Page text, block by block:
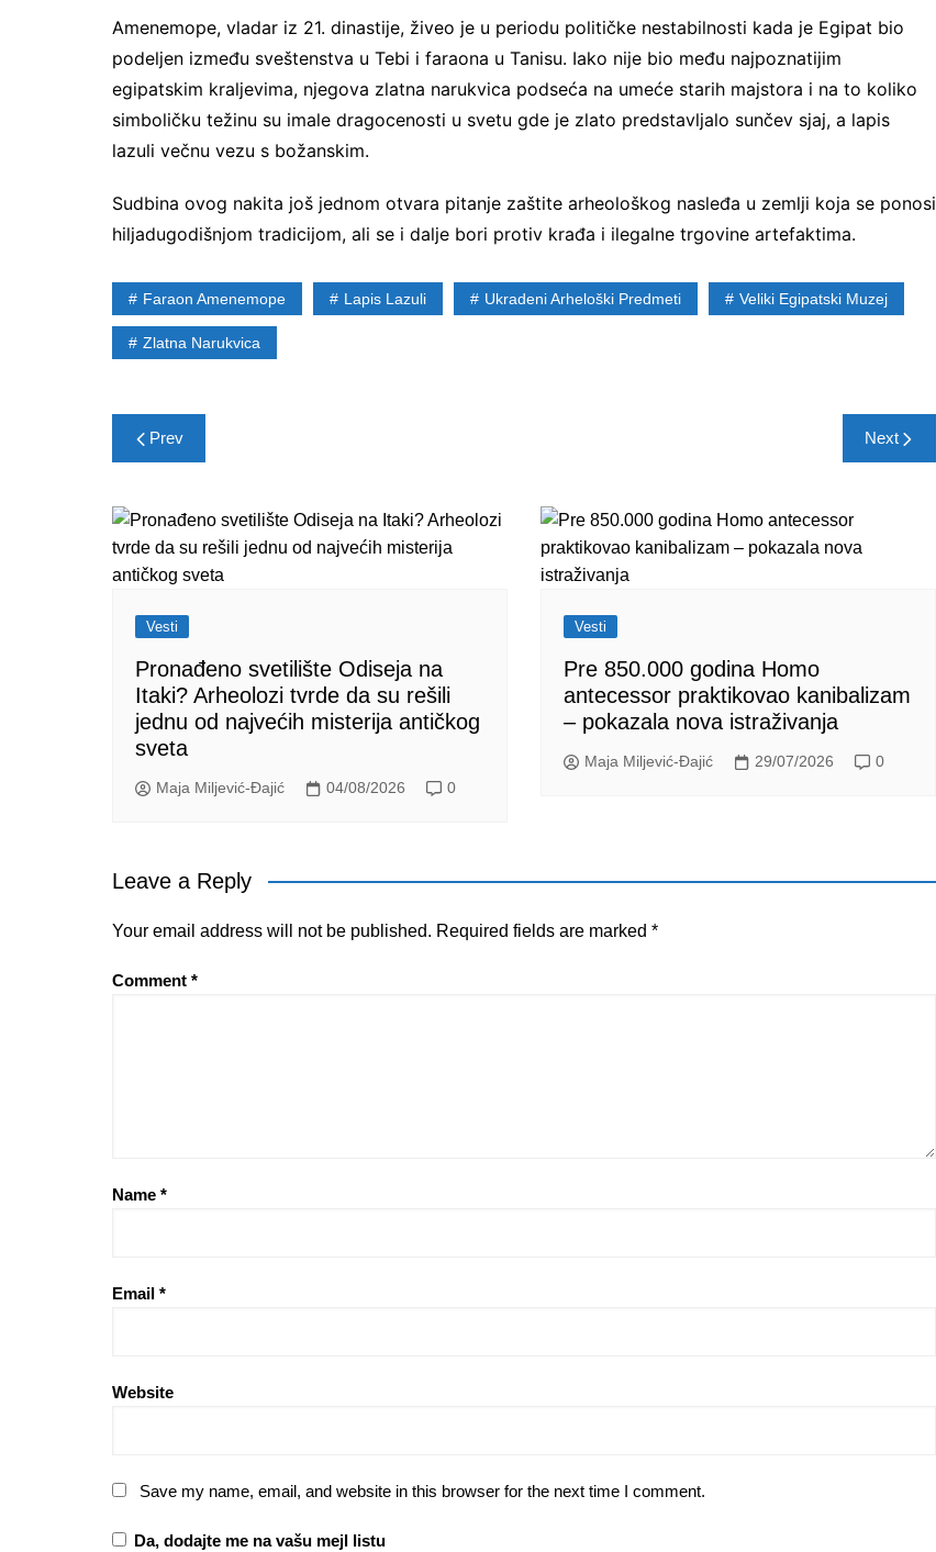
Amenemope, vladar iz 21. dinastije, živeo je u periodu političke nestabilnosti kada je Egipat bio
podeljen između sveštenstva u Tebi i faraona u Tanisu. Iako nije bio među najpoznatijim
egipatskim kraljevima, njegova zlatna narukvica podseća na umeće starih majstora i na to koliko
simboličku težinu su imale dragocenosti u svetu gde je zlato predstavljalo sunčev sjaj, a lapis
lazuli večnu vezu s božanskim.
Sudbina ovog nakita još jednom otvara pitanje zaštite arheološkog nasleđa u zemlji koja se ponosi
hiljadugodišnjom tradicijom, ali se i dalje bori protiv krađa i ilegalne trgovine artefaktima.
Registrujte se na Sve o
Budite u toku!Prijavite se na našu
saznajte najnovije vesti iz sveta
arheologije
Ne šaljemo spamove! Pročitajte našapravila
Faraon Amenemope Lapis Lazuli Ukradeni Arheloški Predmeti Veliki Egipatski Muzej
Zlatna Narukvica
Post
navigation
Prev Next
Vesti
Pronađeno svetilište Odiseja na
Itaki? Arheolozi tvrde da su rešili
jednu od najvećih misterija antičkog
sveta
Maja Miljević-Đajić 04/08/2026 0
Vesti
Pre 850.000 godina Homo
antecessor praktikovao kanibalizam
– pokazala nova istraživanja
Maja Miljević-Đajić 29/07/2026 0
Leave a Reply
Your email address will not be published. Required fields are marked *
Comment *
Name *
Email *
Website
Save my name, email, and website in this browser for the next time I comment.
Da, dodajte me na vašu mejl listu